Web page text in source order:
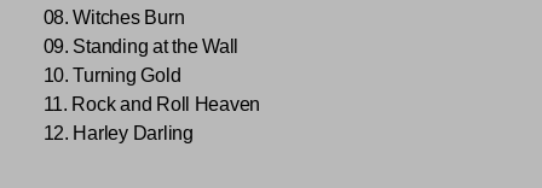
08. Witches Burn
09. Standing at the Wall
10. Turning Gold
11. Rock and Roll Heaven
12. Harley Darling